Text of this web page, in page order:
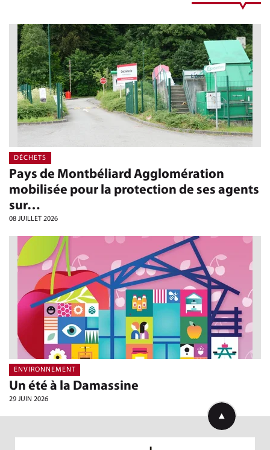
Pays de Montbéliard Agglomération
mobilisée pour la protection de ses agents
sur…
08 JUILLET 2026
DÉCHETS
Un été à la Damassine
29 JUIN 2026
ENVIRONNEMENT
Retourner en